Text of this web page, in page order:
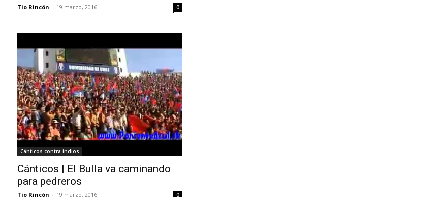
Tio Rincón - 19 marzo, 2016 0
Cánticos contra indios
Cánticos | El Bulla va caminando
para pedreros
Tio Rincón - 19 marzo, 2016 0